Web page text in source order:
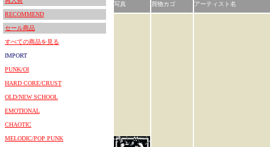
RECOMMEND
セール商品
すべての商品を見る
IMPORT
PUNK/OI
HARD CORE/CRUST
OLD/NEW SCHOOL
EMOTIONAL
CHAOTIC
MELODIC/POP PUNK
写真 買物カゴ アーティスト名